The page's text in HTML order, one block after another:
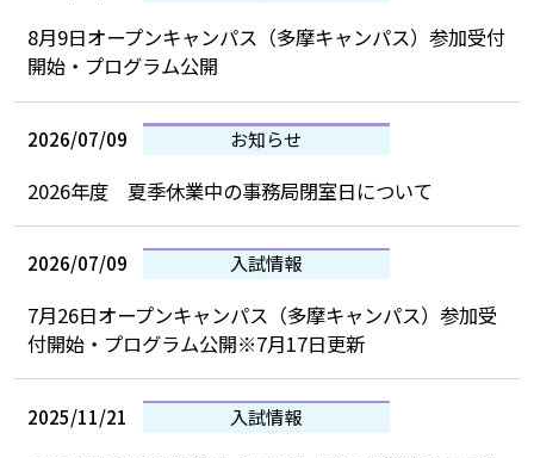
8月9日オープンキャンパス（多摩キャンパス）参加受付
開始・プログラム公開
2026/07/09 お知らせ
2026年度 夏季休業中の事務局閉室日について
2026/07/09 入試情報
7月26日オープンキャンパス（多摩キャンパス）参加受
付開始・プログラム公開※7月17日更新
2025/11/21 入試情報